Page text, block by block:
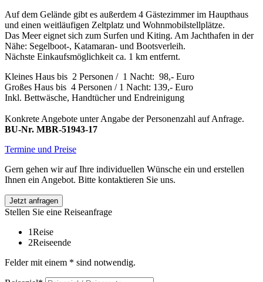
Auf dem Gelände gibt es außerdem 4 Gästezimmer im Haupthaus
und einen weitläufigen Zeltplatz und Wohnmobilstellplätze.
Das Meer eignet sich zum Surfen und Kiting. Am Jachthafen in der
Nähe: Segelboot-, Katamaran- und Bootsverleih.
Nächste Einkaufsmöglichkeit ca. 1 km entfernt.
Kleines Haus bis 2 Personen / 1 Nacht: 98,- Euro
Großes Haus bis 4 Personen / 1 Nacht: 139,- Euro
Inkl. Bettwäsche, Handtücher und Endreinigung
Konkrete Angebote unter Angabe der Personenzahl auf Anfrage.
BU-Nr. MBR-51943-17
Termine und Preise
Gern gehen wir auf Ihre individuellen Wünsche ein und erstellen
Ihnen ein Angebot. Bitte kontaktieren Sie uns.
Jetzt anfragen
Stellen Sie eine Reiseanfrage
1Reise
2Reiseende
Felder mit einem * sind notwendig.